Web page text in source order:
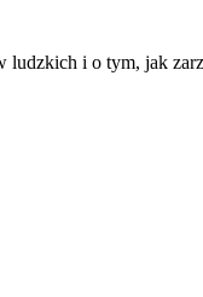
i o tym, jak